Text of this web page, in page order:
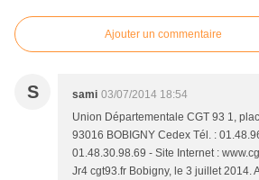
Ajouter un commentaire
S sami 03/07/2014 18:54
Union Départementale CGT 93 1,
93016 BOBIGNY Cedex Tél. :
01.48.30.98.69 - Site Internet :
Jr4 cgt93.fr Bobigny, le 3 juillet 2014.